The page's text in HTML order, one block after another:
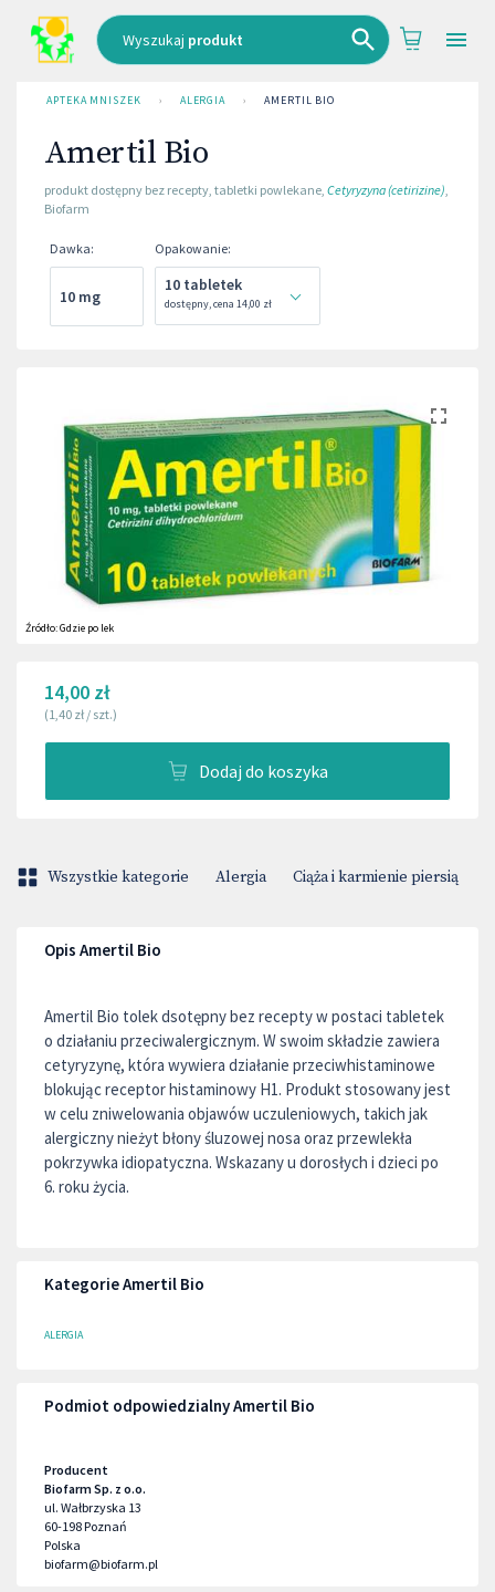
Wyszukaj produkt
APTEKA MNISZEK › ALERGIA › AMERTIL BIO
Amertil Bio
produkt dostępny bez recepty, tabletki powlekane, Cetyryzyna (cetirizine),
Biofarm
Dawka:
10 mg
Opakowanie:
10 tabletek
dostępny,cena 14,00 zł
Źródło:Gdzie po lek
14,00 zł
(1,40 zł / szt.)
Dodaj do koszyka
Wszystkie kategorie Alergia Ciąża i karmienie piersią
Opis Amertil Bio
Amertil Bio tolek dsotępny bez recepty w postaci tabletek
o działaniu przeciwalergicznym. W swoim składzie zawiera
cetyryzynę, która wywiera działanie przeciwhistaminowe
blokując receptor histaminowy H1. Produkt stosowany jest
w celu zniwelowania objawów uczuleniowych, takich jak
alergiczny nieżyt błony śluzowej nosa oraz przewlekła
pokrzywka idiopatyczna. Wskazany u dorosłych i dzieci po
6. roku życia.
Kategorie Amertil Bio
ALERGIA
Podmiot odpowiedzialny Amertil Bio
Producent
Biofarm Sp. z o.o.
ul. Wałbrzyska 13
60-198Poznań
Polska
biofarm@biofarm.pl